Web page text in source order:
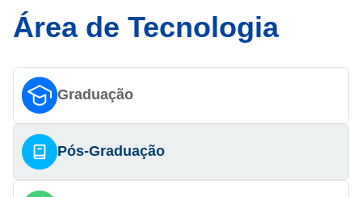
Área de Tecnologia
Graduação
Pós-Graduação